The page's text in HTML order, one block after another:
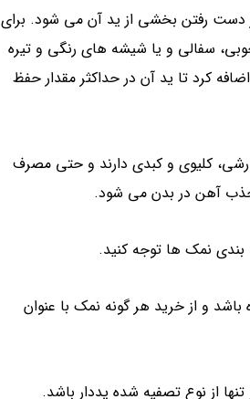
دست رفتن بخشی از ید آن می شود. برای
سفالی و یا شیشه های رنگی و تیره
کرد تا ید آن در حداکثر مقدار حفظ
کلیوی و کبدی دارند و حتی مصرف
جذب آهن در بدن می شود.
نمک ها توجه کنید.
و از خرید هر گونه نمک با عنوان
از نوع تصفیه شده یددار باشد.